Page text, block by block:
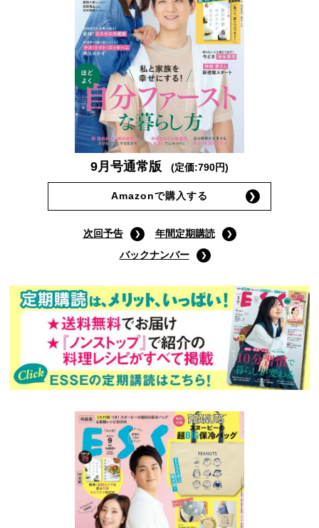
9月号通常版 (定価:790円)
Amazonで購入する
次回予告
年間定期購読
バックナンバー